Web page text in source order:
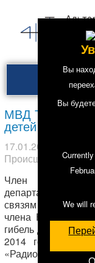
МВД
детей в Мары
17.01.2015
Происшествия
Член
департамента
связям
Агагуль
члена Комитета
гибель детей в
2014 года,
«Радио Свобода»
Вы
Вы
We will